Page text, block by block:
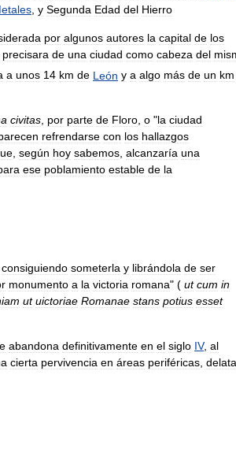
y Segunda Edad del Hierro
por algunos autores la capital de los
precisara de una ciudad como cabeza del
a unos 14 km de León y a algo más de un km
civitas, por parte de Floro, o "la ciudad
refrendarse con los hallazgos
, según hoy sabemos, alcanzaría una
ese poblamiento estable de la
consiguiendo someterla y librándola de ser
monumento a la victoria romana" ( ut cum in
ut uictoriae Romanae stans potius esset
abandona definitivamente en el siglo IV, al
cierta pervivencia en áreas periféricas